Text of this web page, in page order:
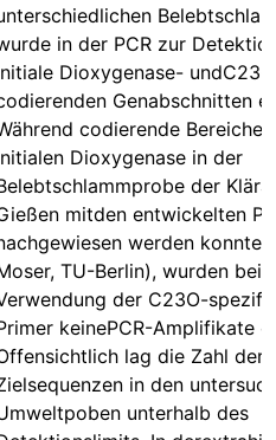
in der PCR zur
Dioxygenase-
Genabschnitten
codierende Bereiche
Dioxygenase in der
der
mitden entwickelten
werden konnten
TU-Berlin), wurden bei
der C23O-
keinePCR-Amplifikate
lag die Zahl der
in den
unterhalb des